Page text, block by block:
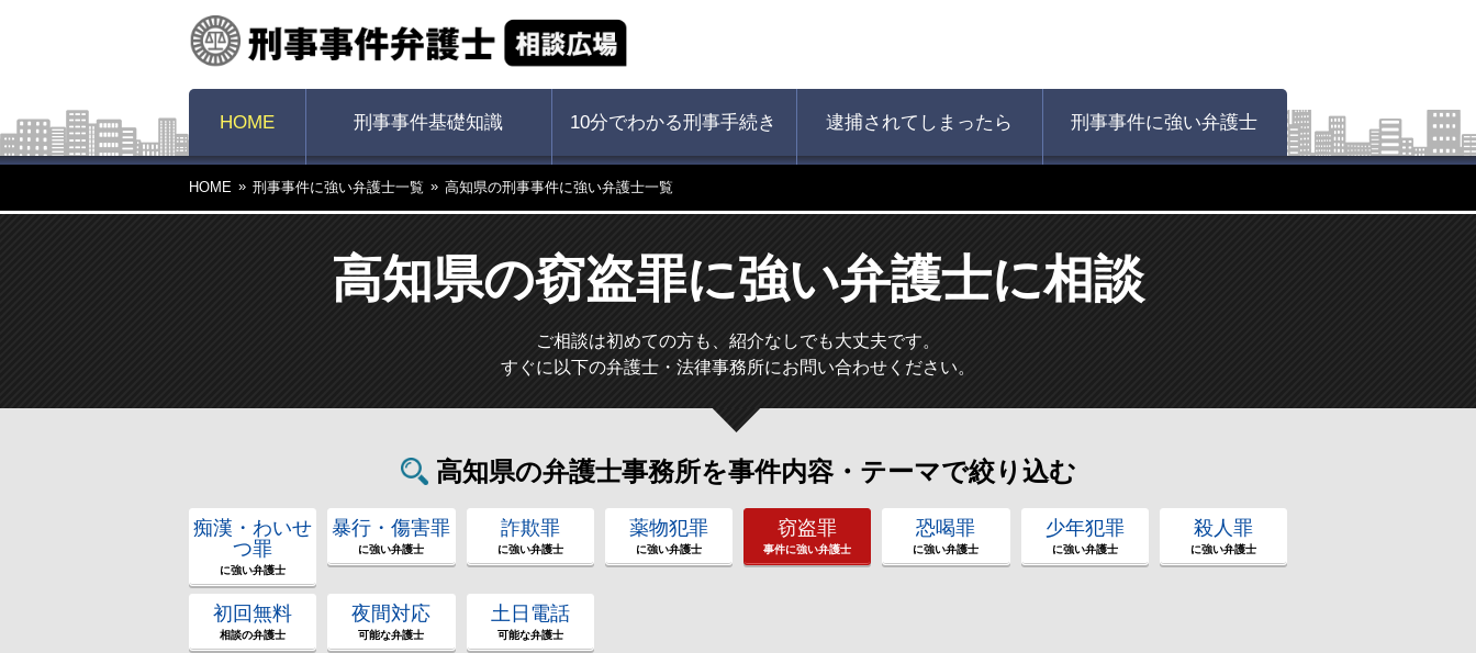
HOME 刑事事件基礎知識 10分でわかる刑事手続き 逮捕されてしまったら 刑事事件に強い弁護士
HOME 刑事事件に強い弁護士一覧 高知県の刑事事件に強い弁護士一覧
高知県の窃盗罪に強い弁護士に相談
ご相談は初めての方も、紹介なしでも大丈夫です。
すぐに以下の弁護士・法律事務所にお問い合わせください。
高知県の弁護士事務所を事件内容・テーマで絞り込む
痴漢・わいせ
つ罪
に強い弁護士
暴行・傷害罪
に強い弁護士
詐欺罪
に強い弁護士
薬物犯罪
に強い弁護士
窃盗罪
事件に強い弁護士
恐喝罪
に強い弁護士
少年犯罪
に強い弁護士
殺人罪
に強い弁護士
初回無料
相談の弁護士
夜間対応
可能な弁護士
土日電話
可能な弁護士